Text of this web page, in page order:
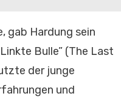
gab Hardung sein
Bulle” (The Last
der junge
und